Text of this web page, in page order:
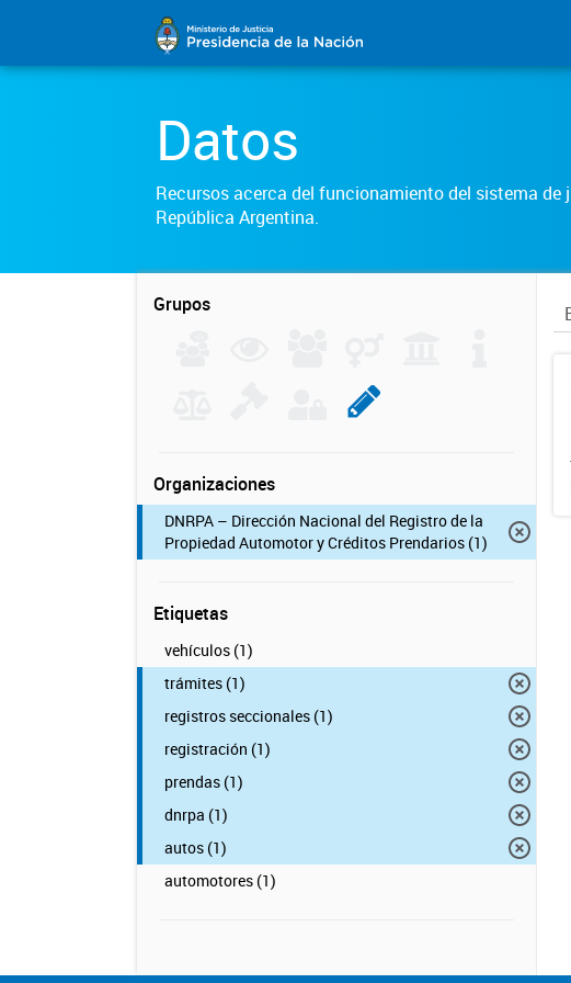
Datos
Recursos acerca del funcionamiento del sistema de
República Argentina.
Grupos
Organizaciones
DNRPA – Dirección Nacional del Registro de la
Propiedad Automotor y Créditos Prendarios (1)
Etiquetas
vehículos (1)
trámites (1)
registros seccionales (1)
registración (1)
prendas (1)
dnrpa (1)
autos (1)
automotores (1)